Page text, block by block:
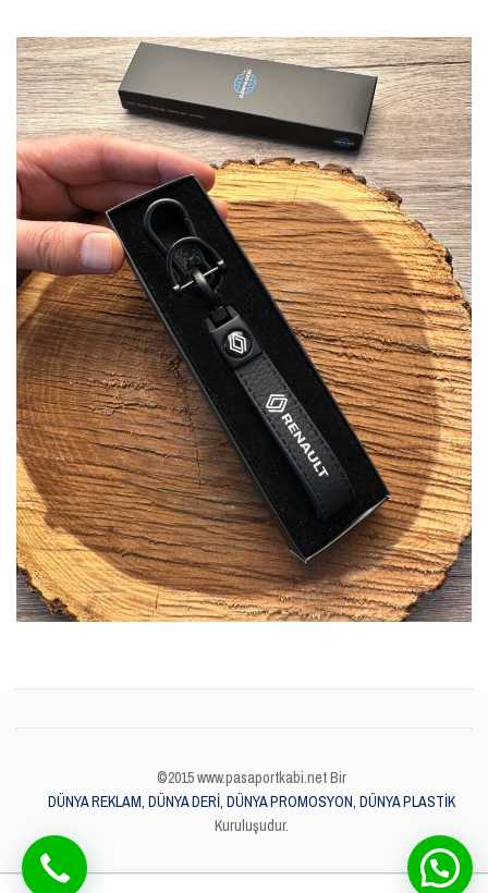
©2015 www.pasaportkabi.net Bir
DÜNYA REKLAM, DÜNYA DERİ, DÜNYA PROMOSYON, DÜNYA PLASTİK
Kuruluşudur.